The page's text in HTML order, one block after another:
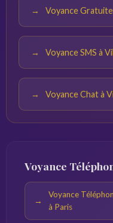
Voyance
Voyance SMS à
Voyance Chat à
Voyance
Voyance
à Paris